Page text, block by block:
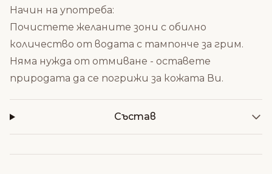
Начин на употреба:
Почистете желаните зони с обилно
количество от водата с тампонче за грим.
Няма нужда от отмиване - оставете
природата да се погрижи за кожата Ви.
Състав